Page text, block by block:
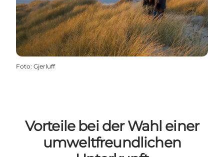
Foto: Gjerluff
Vorteile bei der Wahl einer
umweltfreundlichen